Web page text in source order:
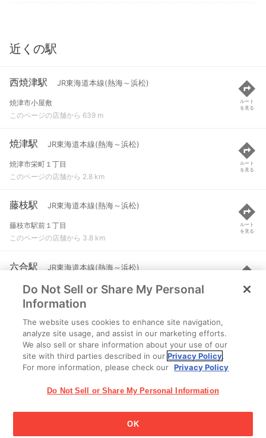
近くの駅
西焼津駅 JR東海道本線(熱海～浜松)
焼津市小屋敷
このページの店舗から 639 m
ルート
を見る
焼津駅 JR東海道本線(熱海～浜松)
焼津市栄町１丁目
このページの店舗から 2.8 km
ルート
を見る
藤枝駅 JR東海道本線(熱海～浜松)
藤枝市駅前１丁目
このページの店舗から 3.8 km
ルート
を見る
六合駅 JR東海道本線(熱海～浜松)
島田市道悦１丁目
このページの店舗から 8.5 km
ルート
を見る
用宗駅 JR東海道本線(熱海～浜松)
静岡市駿河区用宗城山町
このページの店舗から 9.3 km
江崎グリコ株式会社 Copyright © 2025 Ezaki Glico Co., Ltd.
Do Not Sell or Share My Personal
Information
The website uses cookies to enhance site navigation,
analyze site usage, and assist in our marketing efforts.
We also sell or share information about your use of our
site with third parties described in ourPrivacy Policy.
For more information, please check our Privacy Policy
Do Not Sell or Share My Personal Information
OK